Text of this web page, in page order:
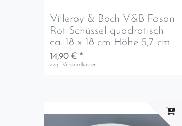
Villeroy & Boch V&B Fasan
Rot Schüssel quadratisch
ca. 18 x 18 cm Höhe 5,7 cm
14,90 € *
zzgl. Versandkosten